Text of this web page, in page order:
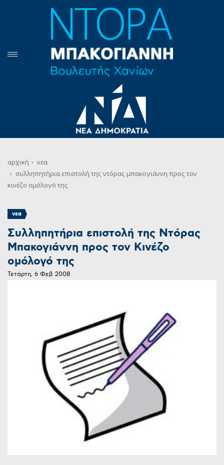
αρχική
νεα
συλληπητήρια επιστολή της ντόρας μπακογιάννη προς τον
κινέζο ομόλογό της
νεα
Συλληπητήρια επιστολή της Ντόρας
Μπακογιάννη προς τον Κινέζο
ομόλογό της
Τετάρτη, 6 Φεβ 2008